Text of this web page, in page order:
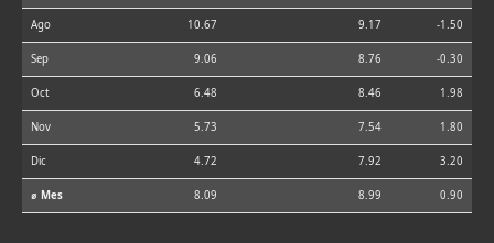
Ago 10.67 9.17 -1.50
Sep 9.06 8.76 -0.30
Oct 6.48 8.46 1.98
Nov 5.73 7.54 1.80
Dic 4.72 7.92 3.20
⌀ Mes 8.09 8.99 0.90